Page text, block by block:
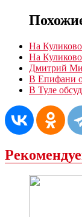
На
На
Дмитрий
В Епифани
В Туле